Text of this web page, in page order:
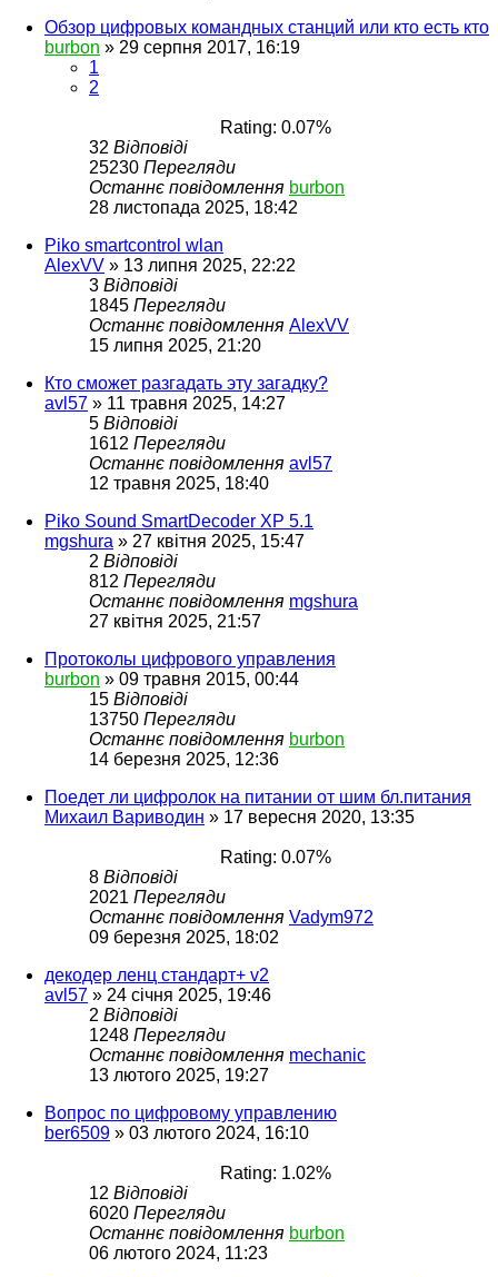
Обзор цифровых командных станций или кто есть кто
burbon » 29 серпня 2017, 16:19
1
2
Rating: 0.07%
32 Відповіді
25230 Перегляди
Останнє повідомлення burbon
28 листопада 2025, 18:42
Piko smartcontrol wlan
AlexVV » 13 липня 2025, 22:22
3 Відповіді
1845 Перегляди
Останнє повідомлення AlexVV
15 липня 2025, 21:20
Кто сможет разгадать эту загадку?
avl57 » 11 травня 2025, 14:27
5 Відповіді
1612 Перегляди
Останнє повідомлення avl57
12 травня 2025, 18:40
Piko Sound SmartDecoder XP 5.1
mgshura » 27 квітня 2025, 15:47
2 Відповіді
812 Перегляди
Останнє повідомлення mgshura
27 квітня 2025, 21:57
Протоколы цифрового управления
burbon » 09 травня 2015, 00:44
15 Відповіді
13750 Перегляди
Останнє повідомлення burbon
14 березня 2025, 12:36
Поедет ли цифролок на питании от шим бл.питания
Михаил Вариводин » 17 вересня 2020, 13:35
Rating: 0.07%
8 Відповіді
2021 Перегляди
Останнє повідомлення Vadym972
09 березня 2025, 18:02
декодер ленц стандарт+ v2
avl57 » 24 січня 2025, 19:46
2 Відповіді
1248 Перегляди
Останнє повідомлення mechanic
13 лютого 2025, 19:27
Вопрос по цифровому управлению
ber6509 » 03 лютого 2024, 16:10
Rating: 1.02%
12 Відповіді
6020 Перегляди
Останнє повідомлення burbon
06 лютого 2024, 11:23